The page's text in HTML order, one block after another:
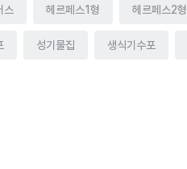
스 헤르페스1형 헤르페스2형
성기물집 생식기수포